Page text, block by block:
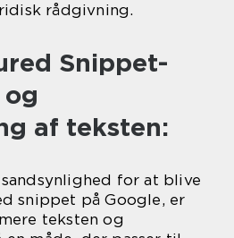
rådgivning.
Snippet-
af teksten:
for at blive
snippet på Google, er
teksten og